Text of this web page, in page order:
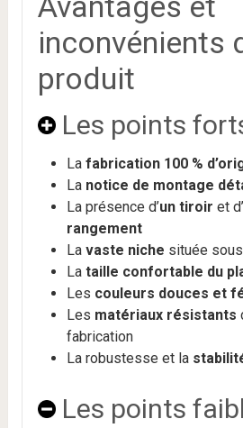
inconvénients
produit
Les points
La fabrication 100 %
La notice de montage
La présence d’un tiroir et d’
rangement
La vaste niche située
La taille confortable du
Les couleurs douces et
Les matériaux résistants
fabrication
La robustesse et la
Les points